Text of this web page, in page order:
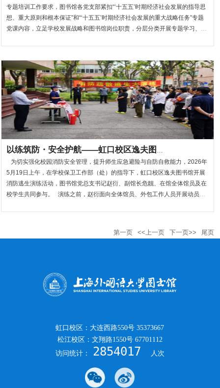
专题培训工作要求，图书馆各党支部紧扣“‘十五五’时期经济社会发展的指导思
想、重大原则和根本保证”和“‘十五五’时期经济社会发展的重大战略任务”专题
党课内容，立足学校发展战略和图书馆岗位职责，分层分类开展专题学习、交
为切实强化校园消防安全管理，提升师生应急避险与自防自救能力，2026年
5月19日上午，在学校保卫工作部（处）的指导下，虹口校区逸夫图书馆开展
消防逃生演练活动，图书馆党总支书记赵衍、副馆长危靓、在馆全体馆员及在
校学生共同参与。 演练之前，赵衍面向全体馆员、外包工作人员开展动员，
第一页 <<上一页 下一页>> 尾页
虹口校区：大连西路550号 35373667
松江校区：文翔路1550号 67701112
访问统计：
2854017 人次